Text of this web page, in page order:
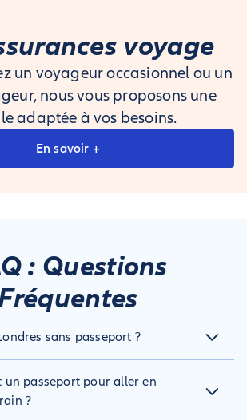
voyage
un voyageur occasionnel ou un
nous vous proposons une
adaptée à vos besoins.
En savoir +
: Questions
sans passeport ?
un passeport valide sur toute la
venir à Londres. La carte d'identité ne
un passeport pour aller en
?